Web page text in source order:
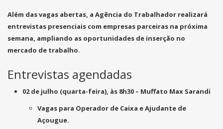
Além das vagas abertas, a Agência do Trabalhador realizará
entrevistas presenciais com empresas parceiras na próxima
semana, ampliando as oportunidades de inserção no
mercado de trabalho.
Entrevistas agendadas
02 de julho (quarta-feira), às 8h30 – Muffato Max Sarandi
Vagas para Operador de Caixa eAjudante de
Açougue.